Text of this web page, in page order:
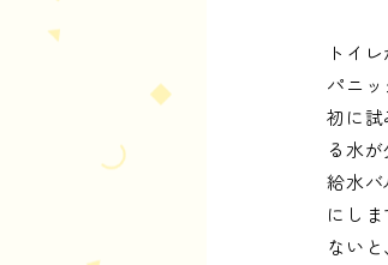
トイ
パニ
初に
る水
給水
にし
ない